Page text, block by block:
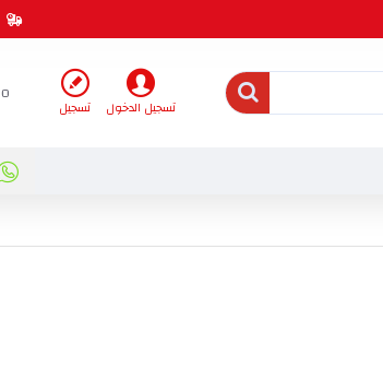
تسجيل الدخول تسجيل
0 منتجات - $0.00